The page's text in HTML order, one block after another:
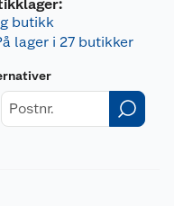
butikk
lager i 27 butikker